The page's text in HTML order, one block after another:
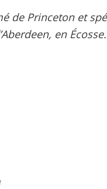
de Princeton et
en Écosse.